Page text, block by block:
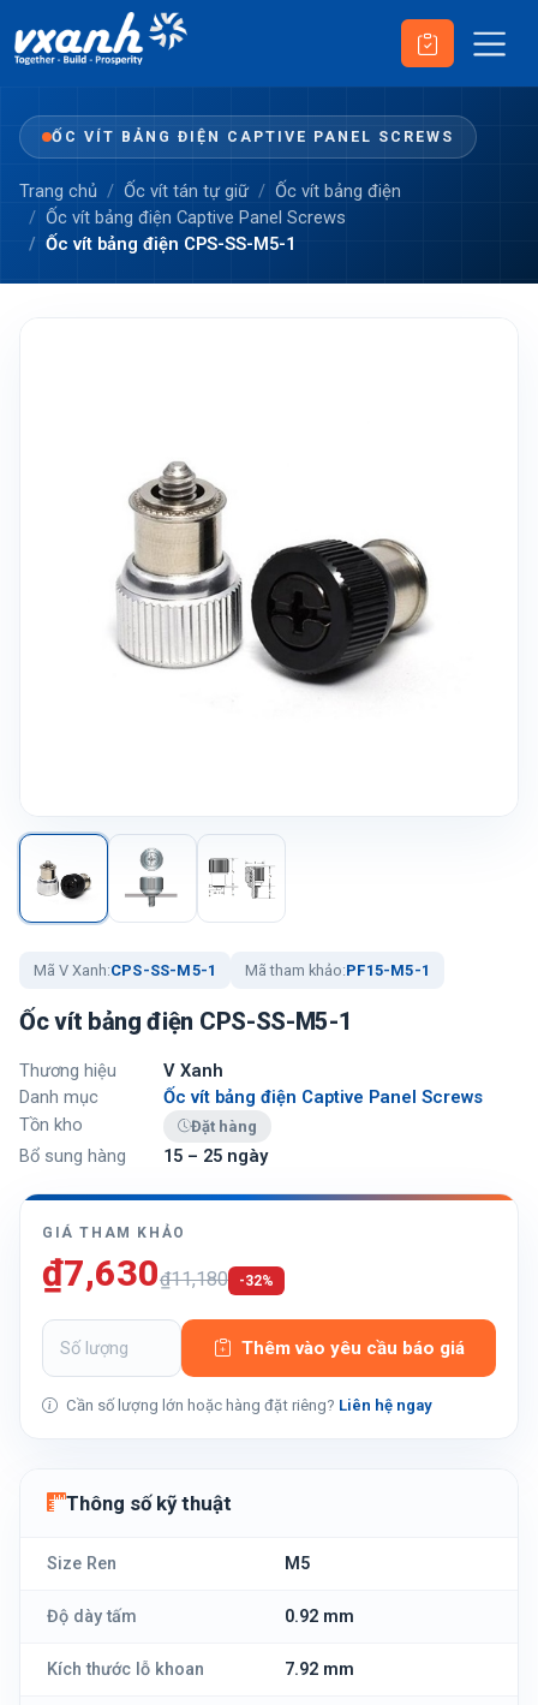
ỐC VÍT BẢNG ĐIỆN CAPTIVE PANEL SCREWS
Trang chủ Ốc vít tán tự giữ
Ốc vít bảng điện
Ốc vít bảng điện Captive Panel Screws
Ốc vít bảng điện CPS-SS-M5-1
Mã V Xanh:CPS-SS-M5-1 Mã tham khảo:PF15-M5-1
Ốc vít bảng điện CPS-SS-M5-1
Thương hiệu
V Xanh
Danh mục
Ốc vít bảng điện Captive Panel Screws
Tồn kho
Đặt hàng
Bổ sung hàng 15 – 25 ngày
GIÁ THAM KHẢO
₫7,630₫11,180 -32%
Thêm vào yêu cầu báo giá
Cần số lượng lớn hoặc hàng đặt riêng? Liên hệ ngay
Thông số kỹ thuật
Size Ren M5
Độ dày tấm 0.92 mm
Kích thước lỗ khoan 7.92 mm